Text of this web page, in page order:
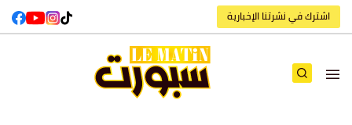
اشترك في نشرتنا الإخبارية